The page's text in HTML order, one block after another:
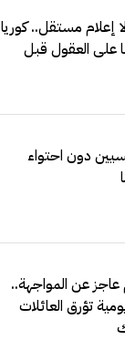
إعلام مستقل.. كوريا
على العقول قبل
دون احتواء
عن المواجهة..
تؤرق العائلات